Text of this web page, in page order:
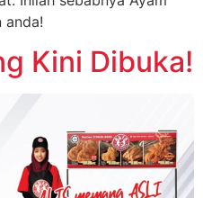
anda!
Kini Dibuka!